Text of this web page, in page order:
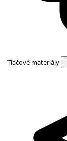
Tlačové materiály